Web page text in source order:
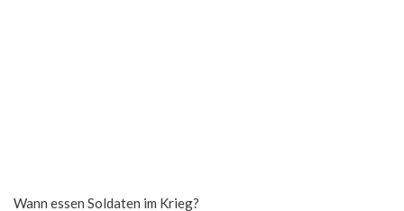
Wann essen Soldaten im Krieg?